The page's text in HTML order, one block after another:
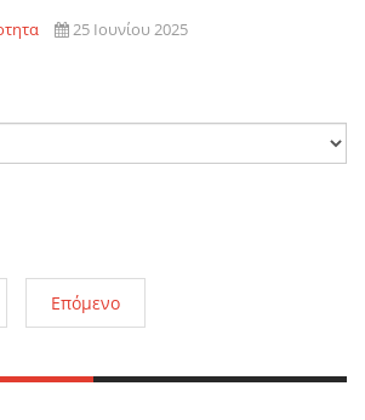
25 Ιουνίου 2025
Επόμενο